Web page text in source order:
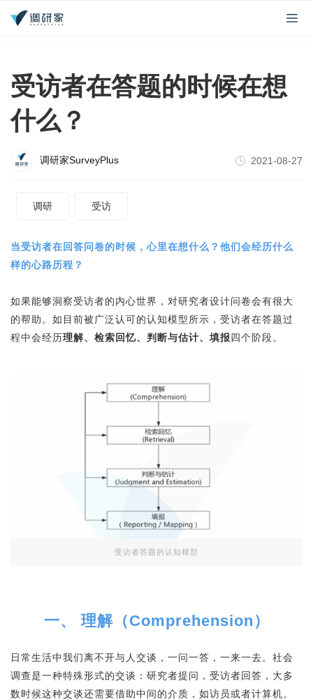
受访者在答题的时候在想
什么？
调研家SurveyPlus 2021-08-27
调研 受访
当受访者在回答问卷的时候，心里在想什么？他们会经历什么
样的心路历程？
如果能够洞察受访者的内心世界，对研究者设计问卷会有很大
的帮助。如目前被广泛认可的认知模型所示，受访者在答题过
程中会经历理解、检索回忆、判断与估计、填报四个阶段。
受访者答题的认知模型
一、 理解（Comprehension）
日常生活中我们离不开与人交谈，一问一答，一来一去。社会
调查是一种特殊形式的交谈：研究者提问，受访者回答，大多
数时候这种交谈还需要借助中间的介质，如访员或者计算机。